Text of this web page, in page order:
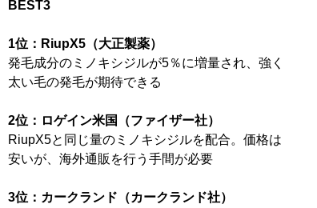
BEST3
1位：RiupX5（大正製薬）
発毛成分のミノキシジルが5％に増量され、強く
太い毛の発毛が期待できる
2位：ロゲイン米国（ファイザー社）
RiupX5と同じ量のミノキシジルを配合。価格は
安いが、海外通販を行う手間が必要
3位：カークランド（カークランド社）